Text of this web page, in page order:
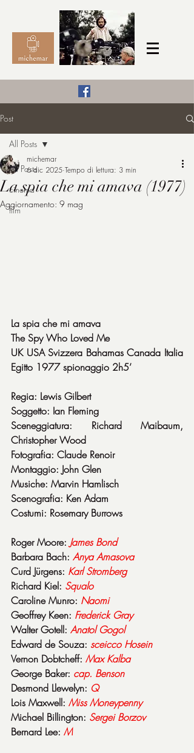
michemar
Post
All Posts
cinema
film
All Posts
La spia che mi amava (1977)
michemar
6 dic 2025 Tempo di lettura: 3 min
Aggiornamento: 9 mag
La spia che mi amava
The Spy Who Loved Me
UK USA Svizzera Bahamas Canada Italia
Egitto 1977 spionaggio 2h5’
Regia: Lewis Gilbert
Soggetto: Ian Fleming
Sceneggiatura: Richard Maibaum,
Christopher Wood
Fotografia: Claude Renoir
Montaggio: John Glen
Musiche: Marvin Hamlisch
Scenografia: Ken Adam
Costumi: Rosemary Burrows
Roger Moore: James Bond
Barbara Bach: Anya Amasova
Curd Jürgens: Karl Stromberg
Richard Kiel: Squalo
Caroline Munro: Naomi
Geoffrey Keen: Frederick Gray
Walter Gotell: Anatol Gogol
Edward de Souza: sceicco Hosein
Vernon Dobtcheff: Max Kalba
George Baker: cap. Benson
Desmond Llewelyn: Q
Lois Maxwell: Miss Moneypenny
Michael Billington: Sergei Borzov
Bernard Lee: M